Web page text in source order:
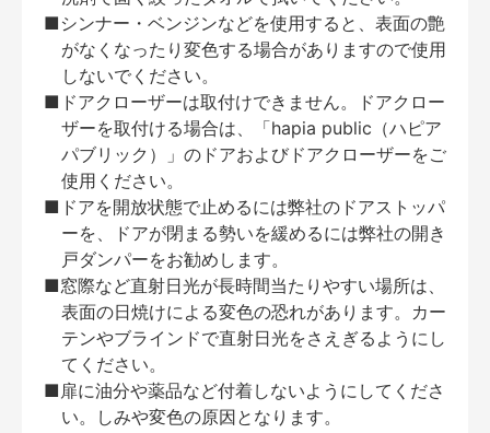
■シンナー・ベンジンなどを使用すると、表面の艶
がなくなったり変色する場合がありますので使用
しないでください。
■ドアクローザーは取付けできません。ドアクロー
ザーを取付ける場合は、「hapia public（ハピア
パブリック）」のドアおよびドアクローザーをご
使用ください。
■ドアを開放状態で止めるには弊社のドアストッパ
ーを、ドアが閉まる勢いを緩めるには弊社の開き
戸ダンパーをお勧めします。
■窓際など直射日光が長時間当たりやすい場所は、
表面の日焼けによる変色の恐れがあります。カー
テンやブラインドで直射日光をさえぎるようにし
てください。
■扉に油分や薬品など付着しないようにしてくださ
い。しみや変色の原因となります。